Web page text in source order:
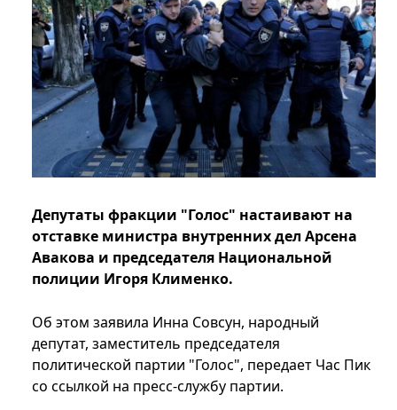
Депутаты фракции "Голос" настаивают на
отставке министра внутренних дел Арсена
Авакова и председателя Национальной
полиции Игоря Клименко.
Об этом заявила Инна Совсун, народный
депутат, заместитель председателя
политической партии "Голос", передает Час Пик
со ссылкой на пресс-службу партии.